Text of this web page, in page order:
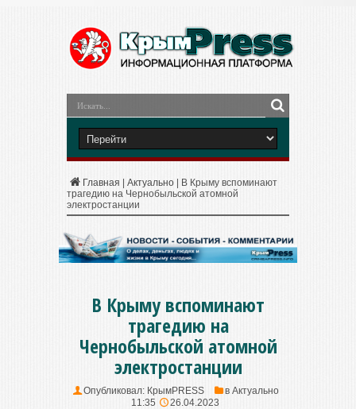
Главная Актуально
В Крыму вспоминают
трагедию на Чернобыльской атомной
электростанции
В Крыму вспоминают
трагедию на
Чернобыльской атомной
электростанции
Опубликовал: КрымPRESS в Актуально
11:35
26.04.2023